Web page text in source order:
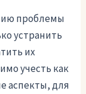
проблемы
устранить
их
учесть как
аспекты, для